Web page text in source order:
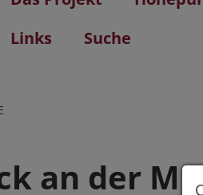
Links
Suche
an der